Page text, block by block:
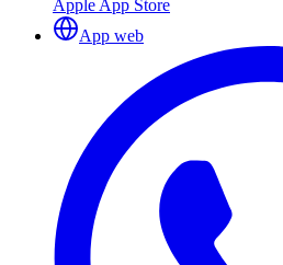
Apple App Store
App web